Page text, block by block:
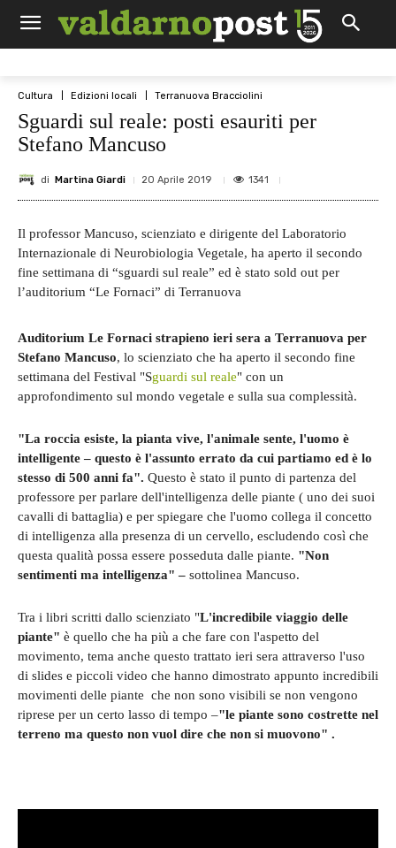
Cultura Edizioni locali Terranuova Bracciolini
Sguardi sul reale: posti esauriti per
Stefano Mancuso
di Martina Giardi 20 Aprile 2019 1341
Il professor Mancuso, scienziato e dirigente del Laboratorio
Internazionale di Neurobiologia Vegetale, ha aperto il secondo
fine settimana di “sguardi sul reale” ed è stato sold out per
l’auditorium “Le Fornaci” di Terranuova
Auditorium Le Fornaci strapieno ieri sera a Terranuova per
Stefano Mancuso, lo scienziato che ha aperto il secondo fine
settimana del Festival "Sguardi sul reale" con un
approfondimento sul mondo vegetale e sulla sua complessità.
"La roccia esiste, la pianta vive, l'animale sente, l'uomo è
intelligente – questo è l'assunto errato da cui partiamo ed è lo
stesso di 500 anni fa". Questo è stato il punto di partenza del
professore per parlare dell'intelligenza delle piante ( uno dei suoi
cavalli di battaglia) e per spiegare che l'uomo collega il concetto
di intelligenza alla presenza di un cervello, escludendo così che
questa qualità possa essere posseduta dalle piante. "Non
sentimenti ma intelligenza" – sottolinea Mancuso.
Tra i libri scritti dallo scienziato "L'incredibile viaggio delle
piante" è quello che ha più a che fare con l'aspetto del
movimento, tema anche questo trattato ieri sera attraverso l'uso
di slides e piccoli video che hanno dimostrato appunto incredibili
movimenti delle piante che non sono visibili se non vengono
riprese per un certo lasso di tempo –"le piante sono costrette nel
terreno ma questo non vuol dire che non si muovono" .